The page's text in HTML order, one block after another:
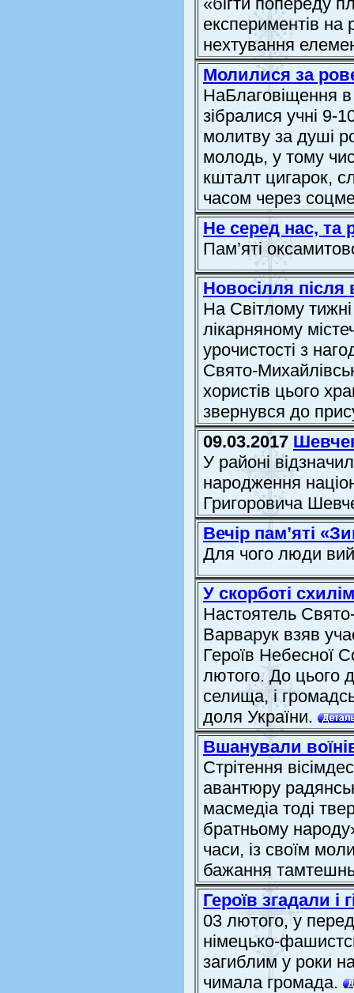
експериментів на
нехтування
Молилися за
НаБлаговіщення в
зібралися учні 9-
молитву за душі
молодь, у тому
кшталт цигарок,
часом через
Не серед нас, та
Пам’яті
Новосілля після
На Світлому
лікарняному
урочистості з
Свято-
хористів цього
звернувся до
09.03.2017
У районі
народження
Григоровича
Вечір пам’яті
Для чого люди
У скорботі
Настоятель
Варварук взяв
Героїв Небесної
лютого. До цього
селища, і
доля України.
Вшанували
Стрітення
авантюру
масмедіа тоді
братньому
часи, із своїм
бажання
Героїв згадали і
03 лютого, у
німецько-
загиблим у роки
чимала громада.